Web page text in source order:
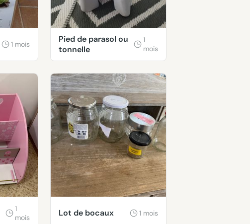
1 mois
Pied de parasol ou
tonnelle
1
mois
1
mois
Lot de bocaux 1 mois